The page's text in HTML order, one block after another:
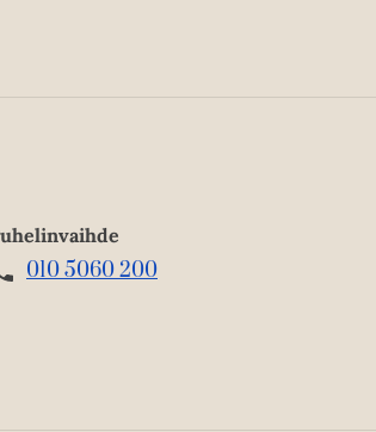
010 5060 200